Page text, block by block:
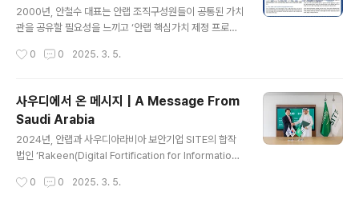
s) instead of Pepero (similar to Po..
2000년, 안철수 대표는 안랩 조직구성원들이 공통된 가치
관을 공유할 필요성을 느끼고 ‘안랩 핵심가치 제정 프로젝
Ahn Cheol-soo felt the need for all employees t
대상으로 한 ‘핵심가치의 필요성과 제정에 관한 교육’ 그리
고 ‘성공하는 기업들의 8가지 습관‘의 권장도서 배포, 워크
숍 진행···. 긴 사전작업 끝에 안랩 직원들의 생각과 행동이
세 가지 핵심가치인 ‘자기개발’, ‘상호존중‘, ‘고객만족’으로
0 0 2025. 3. 5.
사우디에서 온 메시지 | A Message From
Saudi Arabia
2024년, 안랩과 사우디아라비아 보안기업 SITE의 합작
법인 ‘Rakeen(Digital Fortification for Information
의 중요한 이정표가 세워졌습니다. In 2024, AhnLab re
0 0 2025. 3. 5.